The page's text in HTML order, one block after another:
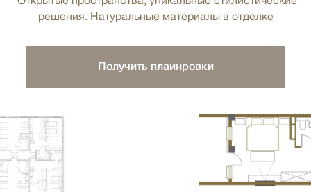
решения. Натуральные материалы в отделке
Получить плаинровки